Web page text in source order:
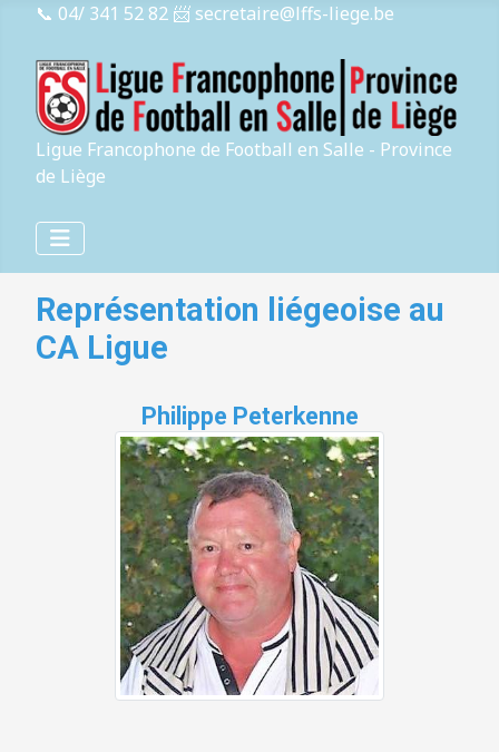
📞 04/ 341 52 82 📨 secretaire@lffs-liege.be
Ligue Francophone de Football en Salle - Province
de Liège
Représentation liégeoise au
CA Ligue
Philippe Peterkenne